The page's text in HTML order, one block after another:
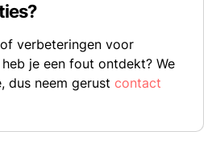
verbeteringen voor
je een fout ontdekt? We
dus neem gerust contact